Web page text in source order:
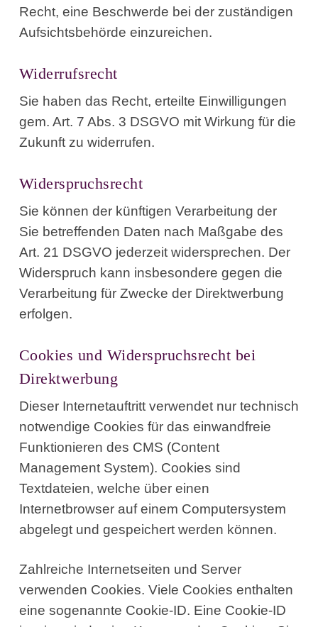
Recht, eine Beschwerde bei der zuständigen
Aufsichtsbehörde einzureichen.
Widerrufsrecht
Sie haben das Recht, erteilte Einwilligungen
gem. Art. 7 Abs. 3 DSGVO mit Wirkung für die
Zukunft zu widerrufen.
Widerspruchsrecht
Sie können der künftigen Verarbeitung der
Sie betreffenden Daten nach Maßgabe des
Art. 21 DSGVO jederzeit widersprechen. Der
Widerspruch kann insbesondere gegen die
Verarbeitung für Zwecke der Direktwerbung
erfolgen.
Cookies und Widerspruchsrecht bei
Direktwerbung
Dieser Internetauftritt verwendet nur technisch
notwendige Cookies für das einwandfreie
Funktionieren des CMS (Content
Management System). Cookies sind
Textdateien, welche über einen
Internetbrowser auf einem Computersystem
abgelegt und gespeichert werden können.
Zahlreiche Internetseiten und Server
verwenden Cookies. Viele Cookies enthalten
eine sogenannte Cookie-ID. Eine Cookie-ID